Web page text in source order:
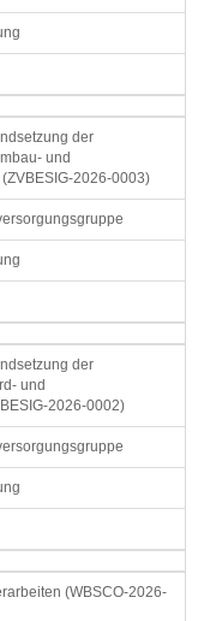
der
und
2026-0003)
der
und
2026-0002)
(WBSCO-2026-